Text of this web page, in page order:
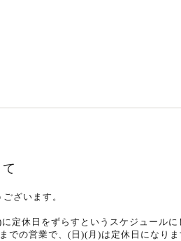
ざいます。
定休日をずらすというスケジュールに
での営業で、(日)(月)は定休日になりま